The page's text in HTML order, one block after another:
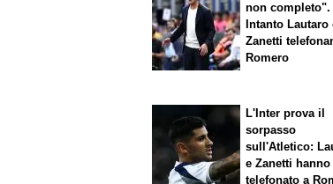
non completo".
Intanto Lautaro
Zanetti
Romero
L'Inter prova il
sorpasso
sull'Atletico:
e Zanetti hanno
telefonato a